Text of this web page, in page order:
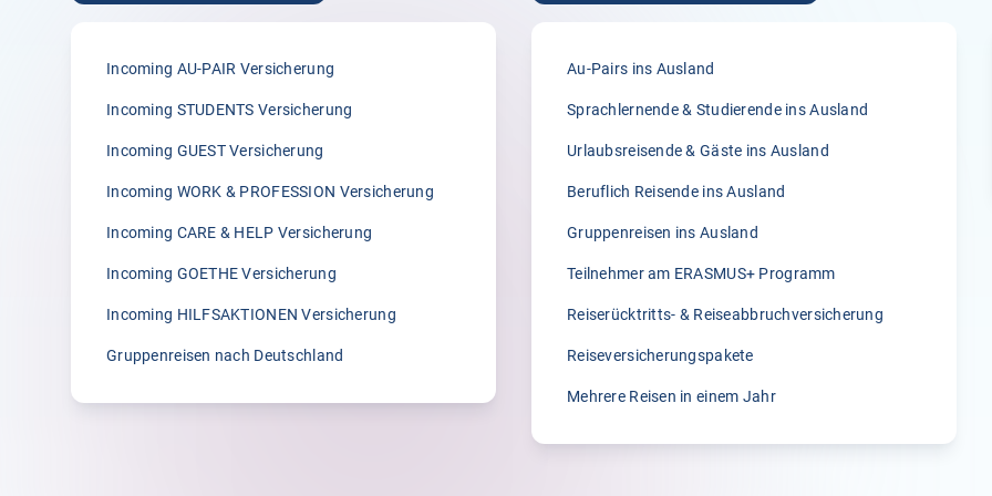
und auch weiterempfehlen. Alles lief in den
vielen Jahren, die ich meine Au-pairs bei
und lösungsorientiert. Davor hatte ich eine
teure Versicherung, die weder
Der Wechsel zu Klemmer war die richtige
Entscheidung!!!!!“
5.00
„Ich bin sehr zufrieden. Ihre Firma ist von
ihm dafür sehr gedankt. 🥰“
B.
27.01.2026
5.00
„🤍“
Incoming AU-PAIR Versicherung
Incoming STUDENTS Versicherung
Incoming GUEST Versicherung
Incoming WORK & PROFESSION Versicherung
Incoming CARE & HELP Versicherung
Incoming GOETHE Versicherung
Incoming HILFSAKTIONEN Versicherung
Gruppenreisen nach Deutschland
Au-Pairs ins Ausland
Sprachlernende & Studierende ins Ausland
Urlaubsreisende & Gäste ins Ausland
Beruflich Reisende ins Ausland
Gruppenreisen ins Ausland
Teilnehmer am ERASMUS+ Programm
Reiserücktritts- & Reiseabbruchversicherung
Reiseversicherungspakete
Mehrere Reisen in einem Jahr